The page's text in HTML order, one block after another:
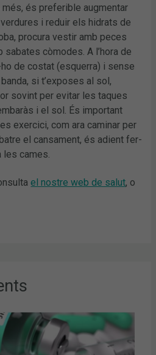
és preferible augmentar
i reduir els hidrats de
procura vestir amb peces
còmodes. A l’hora de
de costat (esquerra) i sense
banda, si t’exposes al sol,
sovint per evitar les taques
i el sol. És important
exercici, com ara caminar per
el cansament, és adient fer-
les cames.
el nostre web de salut, o